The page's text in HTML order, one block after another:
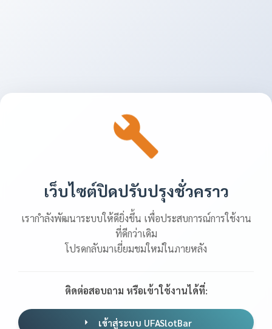
เว็บไซต์ปิดปรับปรุงชั่วคราว
เรากำลังพัฒนาระบบให้ดียิ่งขึ้น เพื่อประสบการณ์การใช้งาน
ที่ดีกว่าเดิม
โปรดกลับมาเยี่ยมชมใหม่ในภายหลัง
ติดต่อสอบถาม หรือเข้าใช้งานได้ที่:
เข้าสู่ระบบ UFASlotBar